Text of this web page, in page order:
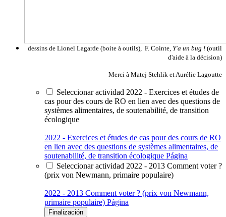
dessins de Lionel Lagarde (boite à outils), F. Cointe, Y'a un bug ! (outil
d'aide à la décision)
Merci à Matej Stehlik et Aurélie Lagoutte
Seleccionar actividad 2022 - Exercices et études de
cas pour des cours de RO en lien avec des questions de
systèmes alimentaires, de soutenabilité, de transition
écologique
2022 - Exercices et études de cas pour des cours de RO
en lien avec des questions de systèmes alimentaires, de
soutenabilité, de transition écologique Página
Seleccionar actividad 2022 - 2013 Comment voter ?
(prix von Newmann, primaire populaire)
2022 - 2013 Comment voter ? (prix von Newmann,
primaire populaire) Página
Finalización